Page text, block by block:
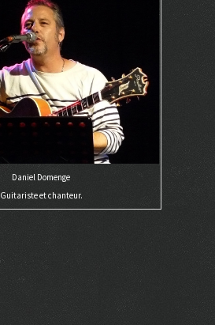
Daniel Domenge
Guitariste et chanteur.